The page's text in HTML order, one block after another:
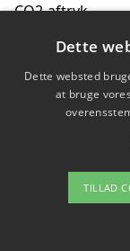
CO2-aftryk
Hvordan
hverdag
Om /
Dette
Dette websted
at bruge
TILLAD